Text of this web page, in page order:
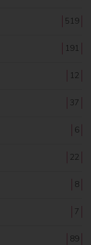
519
191
12
37
6
22
8
7
89